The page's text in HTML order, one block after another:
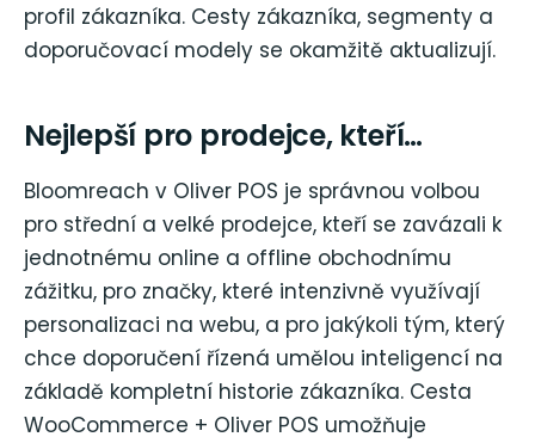
profil zákazníka. Cesty zákazníka, segmenty a
doporučovací modely se okamžitě aktualizují.
Nejlepší pro prodejce, kteří…
Bloomreach v Oliver POS je správnou volbou
pro střední a velké prodejce, kteří se zavázali k
jednotnému online a offline obchodnímu
zážitku, pro značky, které intenzivně využívají
personalizaci na webu, a pro jakýkoli tým, který
chce doporučení řízená umělou inteligencí na
základě kompletní historie zákazníka. Cesta
WooCommerce + Oliver POS umožňuje